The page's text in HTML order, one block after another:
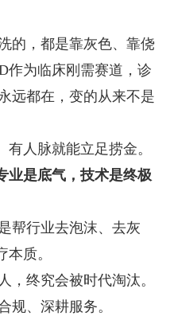
的，都是靠灰色、靠侥
作为临床刚需赛道，诊
远都在，变的从来不是
人脉就能立足捞金。
业是底气，技术是终极
帮行业去泡沫、去灰
质。
，终究会被时代淘汰。
规、深耕服务。